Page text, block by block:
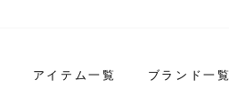
アイテム一覧 ブランド一覧